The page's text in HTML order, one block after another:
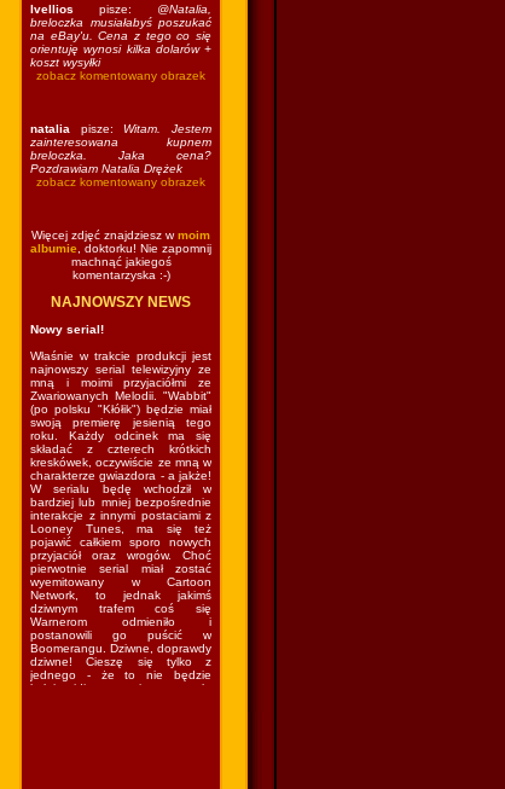
Ivellios pisze: @Natalia,
breloczka musiałabyś poszukać
na eBay'u. Cena z tego co się
orientuję wynosi kilka dolarów +
koszt wysyłki
zobacz komentowany obrazek
natalia pisze:Witam. Jestem
zainteresowana kupnem
breloczka. Jaka cena?
Pozdrawiam Natalia Drężek
zobacz komentowany obrazek
Więcej zdjęć znajdziesz wmoim
albumie , doktorku! Nie zapomnij
machnąć jakiegoś
komentarzyska :-)
NAJNOWSZY NEWS
Nowy serial!
Właśnie w trakcie produkcji jest
najnowszy serial telewizyjny ze
mną i moimi przyjaciółmi ze
Zwariowanych Melodii. "Wabbit"
(po polsku "Kłółik") będzie miał
swoją premierę jesienią tego
roku. Każdy odcinek ma się
składać z czterech krótkich
kreskówek, oczywiście ze mną w
charakterze gwiazdora - a jakże!
W serialu będę wchodził w
bardziej lub mniej bezpośrednie
interakcje z innymi postaciami z
Looney Tunes, ma się też
pojawić całkiem sporo nowych
przyjaciół oraz wrogów. Choć
pierwotnie serial miał zostać
wyemitowany w Cartoon
Network, to jednak jakimś
dziwnym trafem coś się
Warnerom odmieniło i
postanowili go puścić w
Boomerangu. Dziwne, doprawdy
dziwne! Cieszę się tylko z
jednego - że to nie będzie
kolejny idiotyczny sitcom w stylu